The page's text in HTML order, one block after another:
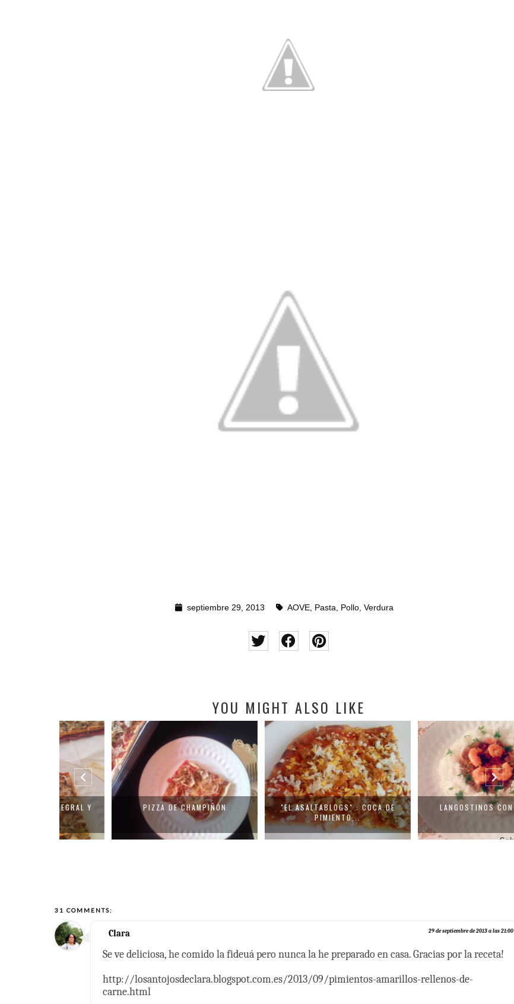
septiembre 29, 2013 AOVE, Pasta Pollo, Verdura
YOU MIGHT ALSO LIKE
PIZZA DE CHAMPIÑÓN
"EL ASALTABLOGS" : COCA DE
PIMIENTO...
LANGOSTINOS CON ARROZ
31 COMMENTS:
Clara 29 de septiembre de 2013 a las 21:00
Se ve deliciosa, he comido la fideuá pero nunca la he preparado en casa. Gracias por la receta!
http://losantojosdeclara.blogspot.com.es/2013/09/pimientos-amarillos-rellenos-de-
carne.html